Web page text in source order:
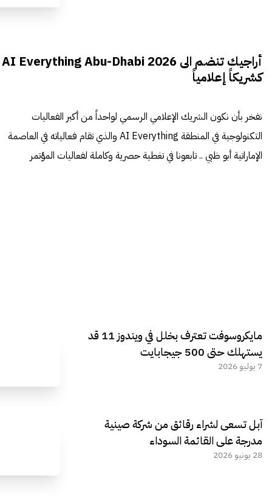
أراجيك تنضم الى AI Everything Abu-Dhabi 2026
كشريكاً إعلامياً
نفخر بأن نكون الشريك الإعلامي الرسمي لواحداً من أكبر الفعاليات
التكنولوجية في المنطقة AI Everything والذي تقام فعالياته في العاصمة
الإماراتية أبو ظبي .. تابعونا في تغطية حصرية وكاملة لفعاليات المؤتمر
مايكروسوفت تعترف بخلل في ويندوز 11 قد
يستهلك حتى 500 جيجابايت
7 يوليو 2026
آبل تسعى لشراء رقائق من شركة صينية
مدرجة على القائمة السوداء
28 يونيو 2026